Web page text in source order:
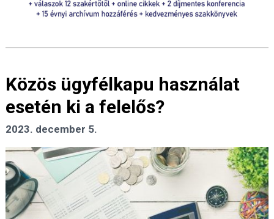
Közös ügyfélkapu használat
esetén ki a felelős?
2023. december 5.